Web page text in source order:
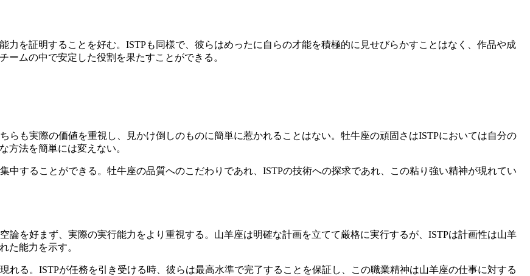
力を証明することを好む。ISTPも同様で、彼らはめったに自らの才能を積極的に見せびらかすことはなく、作品や成
ムの中で安定した役割を果たすことができる。
らも実際の価値を重視し、見かけ倒しのものに簡単に惹かれることはない。牡牛座の頑固さはISTPにおいては自分の
方法を簡単には変えない。
中することができる。牡牛座の品質へのこだわりであれ、ISTPの技術への探求であれ、この粘り強い精神が現れてい
論を好まず、実際の実行能力をより重視する。山羊座は明確な計画を立てて厳格に実行するが、ISTPは計画性は山羊
た能力を示す。
れる。ISTPが任務を引き受ける時、彼らは最高水準で完了することを保証し、この職業精神は山羊座の仕事に対する